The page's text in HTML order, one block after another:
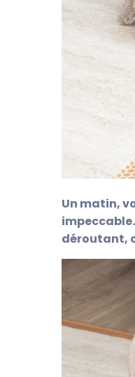
Un matin,
déroutant,